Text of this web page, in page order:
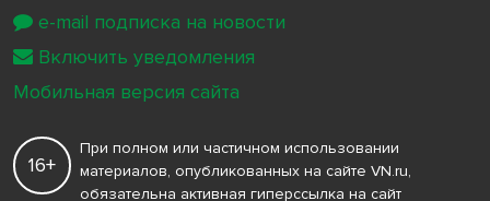
16+
При полном или частичном использовании
материалов, опубликованных на сайте VN.ru,
обязательна активная гиперссылка на сайт
e-mail подписка на новости
Включить уведомления
Мобильная версия сайта